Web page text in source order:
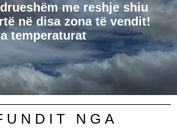
me reshje shiu
në disa zona të vendit!
temperaturat
NGA